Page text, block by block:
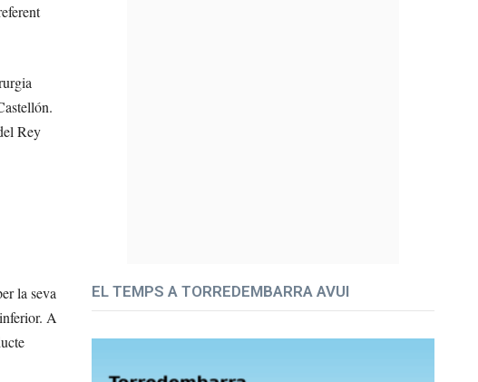
Rey
la seva
A
EL TEMPS A TORREDEMBARRA AVUI